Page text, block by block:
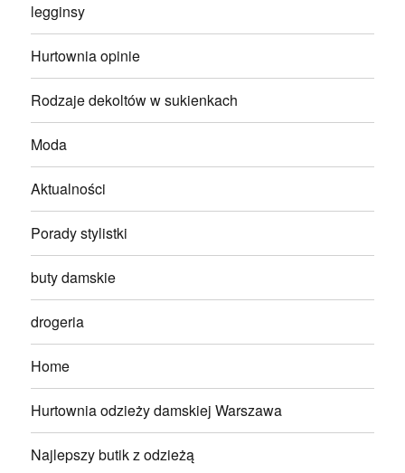
legginsy
Hurtownia opinie
Rodzaje dekoltów w sukienkach
Moda
Aktualności
Porady stylistki
buty damskie
drogeria
Home
Hurtownia odzieży damskiej Warszawa
Najlepszy butik z odzieżą